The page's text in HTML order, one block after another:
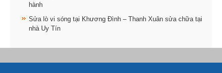
hành
Sửa lò vi sóng tại Khương Đình – Thanh Xuân sửa chữa tại
nhà Uy Tín